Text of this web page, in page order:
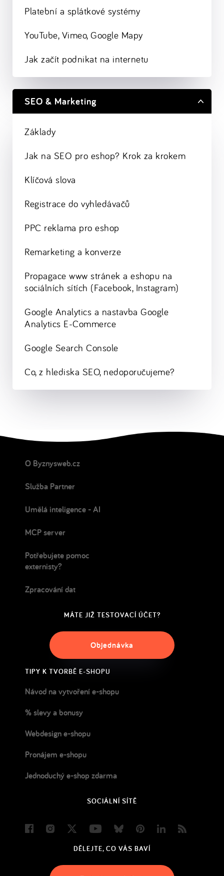
Platební a splátkové systémy
YouTube, Vimeo, Google Mapy
Jak začít podnikat na internetu
SEO & Marketing
Základy
Jak na SEO pro eshop? Krok za krokem
Klíčová slova
Registrace do vyhledávačů
PPC reklama pro eshop
Remarketing a konverze
Propagace www stránek a eshopu na
sociálních sítích (Facebook, Instagram)
Google Analytics a nastavba Google
Analytics E-Commerce
Google Search Console
Co, z hlediska SEO, nedoporučujeme?
O Byznysweb.cz
Služba Partner
Umělá inteligence - AI
MCP server
Potřebujete pomoc
externisty?
Zpracování dat
MÁTE JIŽ TESTOVACÍ ÚČET?
Objednávka
TIPY K TVORBĚ E-SHOPU
Návod na vytvoření e-shopu
% slevy a bonusy
Webdesign e-shopu
Pronájem e-shopu
Jednoduchý e-shop zdarma
SOCIÁLNÍ SÍTĚ
FacebookInstagram
Twitter YoutubeBlueskyPinterestLinkedIn
DĚLEJTE, CO VÁS BAVÍ